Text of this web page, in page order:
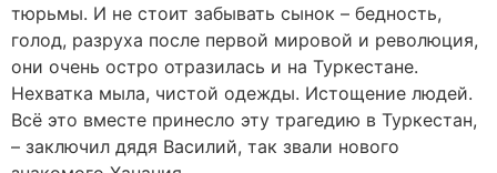
тюрьмы. И не стоит забывать сынок – бедность,
голод, разруха после первой мировой и революция,
они очень остро отразилась и на Туркестане.
Нехватка мыла, чистой одежды. Истощение людей.
Всё это вместе принесло эту трагедию в Туркестан,
– заключил дядя Василий, так звали нового